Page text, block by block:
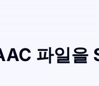
파일을